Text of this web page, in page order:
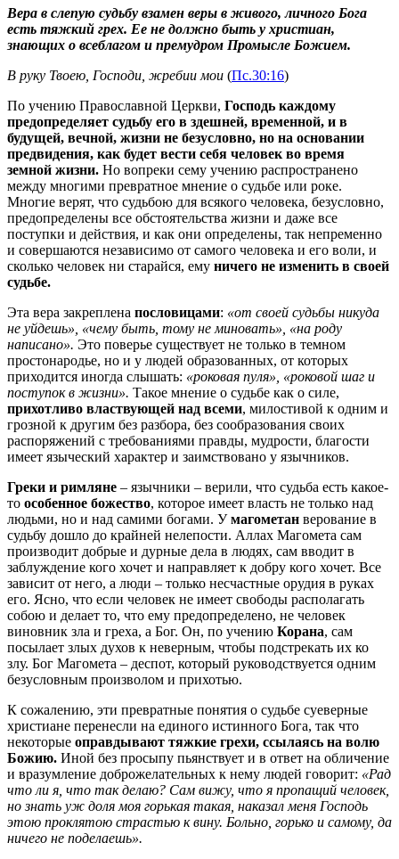
Вера в слепую судьбу взамен веры в живого, личного Бога
есть тяжкий грех. Ее не должно быть у христиан,
знающих о всеблагом и премудром Промысле Божием.
В руку Твоею, Господи, жребии мои (Пс.30:16)
По учению Православной Церкви, Господь каждому
предопределяет судьбу его в здешней, временной, и в
будущей, вечной, жизни не безусловно, но на основании
предвидения, как будет вести себя человек во время
земной жизни. Но вопреки сему учению распространено
между многими превратное мнение о судьбе или роке.
Многие верят, что судьбою для всякого человека, безусловно,
предопределены все обстоятельства жизни и даже все
поступки и действия, и как они определены, так непременно
и совершаются независимо от самого человека и его воли, и
сколько человек ни старайся, ему ничего не изменить в своей
судьбе.
Эта вера закреплена пословицами: «от своей судьбы никуда
не уйдешь», «чему быть, тому не миновать», «на роду
написано». Это поверье существует не только в темном
простонародье, но и у людей образованных, от которых
приходится иногда слышать: «роковая пуля», «роковой шаг и
поступок в жизни». Такое мнение о судьбе как о силе,
прихотливо властвующей над всеми, милостивой к одним и
грозной к другим без разбора, без сообразования своих
распоряжений с требованиями правды, мудрости, благости
имеет языческий характер и заимствовано у язычников.
Греки и римляне – язычники – верили, что судьба есть какое-
то особенное божество, которое имеет власть не только над
людьми, но и над самими богами. Умагометан верование в
судьбу дошло до крайней нелепости. Аллах Магомета сам
производит добрые и дурные дела в людях, сам вводит в
заблуждение кого хочет и направляет к добру кого хочет. Все
зависит от него, а люди – только несчастные орудия в руках
его. Ясно, что если человек не имеет свободы располагать
собою и делает то, что ему предопределено, не человек
виновник зла и греха, а Бог. Он, по учению Корана, сам
посылает злых духов к неверным, чтобы подстрекать их ко
злу. Бог Магомета – деспот, который руководствуется одним
безусловным произволом и прихотью.
К сожалению, эти превратные понятия о судьбе суеверные
христиане перенесли на единого истинного Бога, так что
некоторые оправдывают тяжкие грехи, ссылаясь на волю
Божию. Иной без просыпу пьянствует и в ответ на обличение
и вразумление доброжелательных к нему людей говорит: «Рад
что ли я, что так делаю? Сам вижу, что я пропащий человек,
но знать уж доля моя горькая такая, наказал меня Господь
этою проклятою страстью к вину. Больно, горько и самому, да
ничего не поделаешь».